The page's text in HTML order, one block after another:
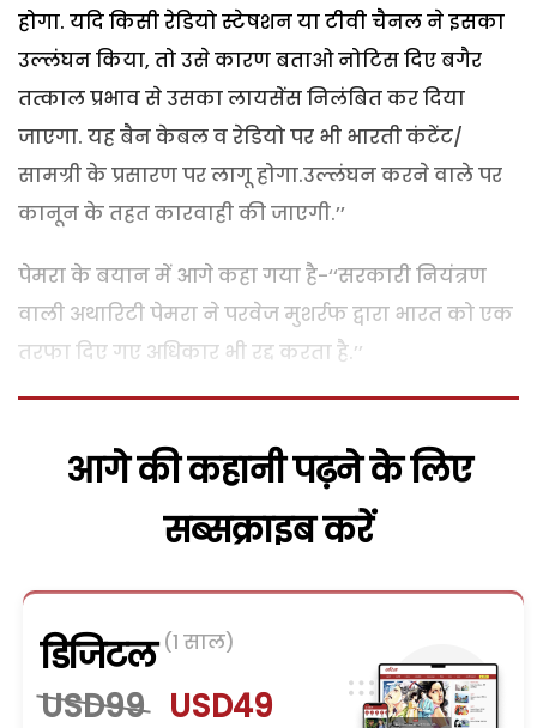
होगा. यदि किसी रेडियो स्टेषशन या टीवी चैनल ने इसका
उल्लंघन किया, तो उसे कारण बताओ नोटिस दिए बगैर
तत्काल प्रभाव से उसका लायसेंस निलंबित कर दिया
जाएगा. यह बैन केबल व रेडियो पर भी भारती कंटेंट/
सामग्री के प्रसारण पर लागू होगा.उल्लंघन करने वाले पर
कानून के तहत कारवाही की जाएगी.’’
पेमरा के बयान में आगे कहा गया है-‘‘सरकारी नियंत्रण
वाली अथारिटी पेमरा ने परवेज मुशर्रफ द्वारा भारत को एक
तरफा दिए गए अधिकार भी रद्द करता है.’’
आगे की कहानी पढ़ने के लिए
सब्सक्राइब करें
डिजिटल (1 साल)
USD99 USD49